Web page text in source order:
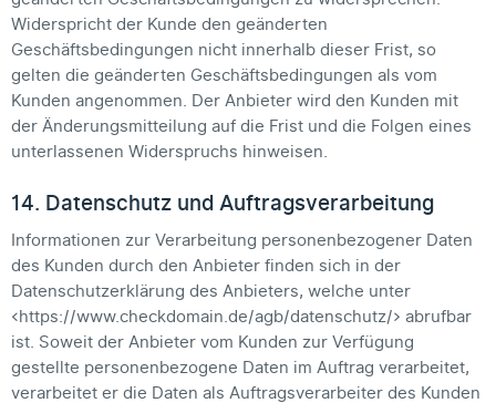
Widerspricht der Kunde den geänderten
Geschäftsbedingungen nicht innerhalb dieser Frist, so
gelten die geänderten Geschäftsbedingungen als vom
Kunden angenommen. Der Anbieter wird den Kunden mit
der Änderungsmitteilung auf die Frist und die Folgen eines
unterlassenen Widerspruchs hinweisen.
14. Datenschutz und Auftragsverarbeitung
Informationen zur Verarbeitung personenbezogener Daten
des Kunden durch den Anbieter finden sich in der
Datenschutzerklärung des Anbieters, welche unter
<https://www.checkdomain.de/agb/datenschutz/> abrufbar
ist. Soweit der Anbieter vom Kunden zur Verfügung
gestellte personenbezogene Daten im Auftrag verarbeitet,
verarbeitet er die Daten als Auftragsverarbeiter des Kunden